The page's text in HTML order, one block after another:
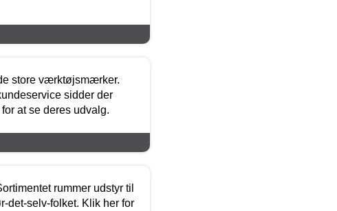
store værktøjsmærker.
sidder der
at se deres udvalg.
rummer udstyr til
det-selv-folket. Klik her for